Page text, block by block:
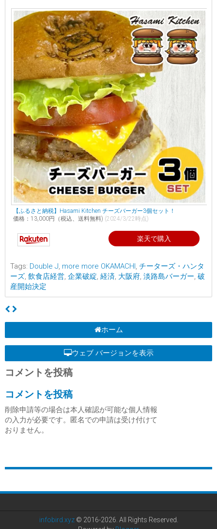
【ふるさと納税】Hasami Kitchen チーズバーガー3個セット！
価格：13,000円（税込、送料無料) (2024/3/22時点)
楽天で購入
Tags: Double J, more more OKAMACHI, チーターズ・ハンタ
ーズ, 飲食店経営, 企業破綻, 経済, 大阪府, 淡路島バーガー, 破
産開始決定
ホーム
ウェブ バージョンを表示
コメントを投稿
コメントを投稿
削除申請等の場合は本人確認が可能な個人情報
の入力が必要です。匿名での申請は受け付けて
おりません。
infobird.xyz© 2016-2026. All Rights Reserved.